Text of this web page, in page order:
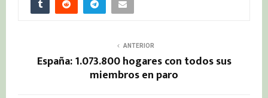
ANTERIOR
España: 1.073.800 hogares con todos sus
miembros en paro